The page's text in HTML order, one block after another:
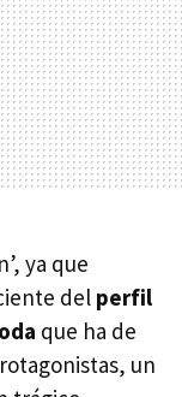
ya que
del perfil
que ha de
un